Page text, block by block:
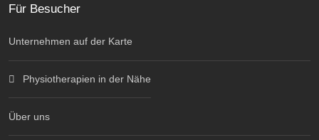
Für Besucher
Unternehmen auf der Karte
Physiotherapien in der Nähe
Über uns